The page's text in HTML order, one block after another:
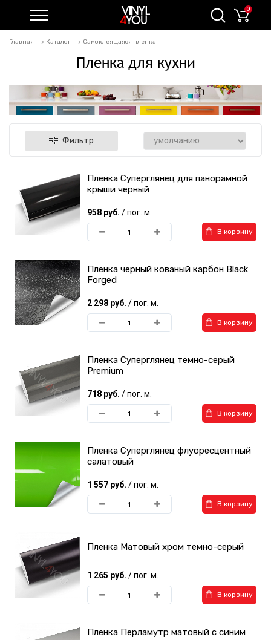
0
Главная Каталог Самоклеящаяся пленка
Пленка для кухни
Фильтр
Пленка Суперглянец для панорамной
крыши черный
958 руб. / пог. м.
В корзину
Пленка черный кованый карбон Black
Forged
2 298 руб. / пог. м.
В корзину
Пленка Суперглянец темно-серый
Premium
718 руб. / пог. м.
В корзину
Пленка Суперглянец флуоресцентный
салатовый
1 557 руб. / пог. м.
В корзину
Пленка Матовый хром темно-серый
1 265 руб. / пог. м.
В корзину
Пленка Перламутр матовый с синим